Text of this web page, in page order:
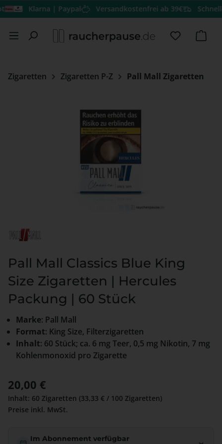
Zum Hauptinhalt springen
Klarna | Paypal Versandkostenfrei ab 39€ Schneller
Du hast
Zigaretten Zigaretten P-Z Pall Mall Zigaretten
Pall Mall Classics Blue King
Size Zigaretten | Hercules
Packung | 60 Stück
Marke: Pall Mall
Format: King Size, Filterzigaretten
Inhalt: 60 Stück; ca. 6 mg Teer, 0,5 mg Nikotin, 7 mg
Kohlenmonoxid pro Zigarette
Regulärer Preis:
20,00 €
Inhalt: 60 Zigaretten (33,33 € / 100 Zigaretten)
Preise inkl. MwSt.
Im Abonnement verfügbar